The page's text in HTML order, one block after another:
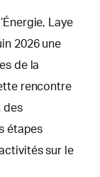
Laye
2026 une
de la
rencontre
des
étapes
sur le